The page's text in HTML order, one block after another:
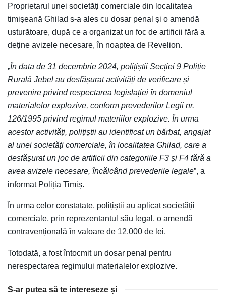
Proprietarul unei societăți comerciale din localitatea
timișeană Ghilad s-a ales cu dosar penal și o amendă
usturătoare, după ce a organizat un foc de artificii fără a
deține avizele necesare, în noaptea de Revelion.
„În data de 31 decembrie 2024, polițiștii Secției 9 Poliție
Rurală Jebel au desfășurat activități de verificare și
prevenire privind respectarea legislației în domeniul
materialelor explozive, conform prevederilor Legii nr.
126/1995 privind regimul materiilor explozive. În urma
acestor activități, polițiștii au identificat un bărbat, angajat
al unei societăți comerciale, în localitatea Ghilad, care a
desfășurat un joc de artificii din categoriile F3 și F4 fără a
avea avizele necesare, încălcând prevederile legale”, a
informat Poliția Timiș.
În urma celor constatate, polițiștii au aplicat societății
comerciale, prin reprezentantul său legal, o amendă
contravențională în valoare de 12.000 de lei.
Totodată, a fost întocmit un dosar penal pentru
nerespectarea regimului materialelor explozive.
S-ar putea să te intereseze și